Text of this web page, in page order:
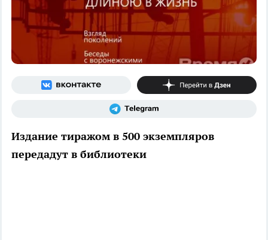
Издание тиражом в 500 экземпляров
передадут в библиотеки